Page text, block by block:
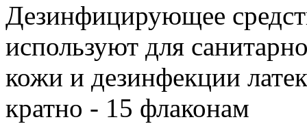
Дезинфицирующее
используют для
кожи и дезинфекции
кратно - 15 флаконам